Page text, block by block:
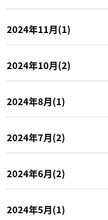
2024年11月(1)
2024年10月(2)
2024年8月(1)
2024年7月(2)
2024年6月(2)
2024年5月(1)